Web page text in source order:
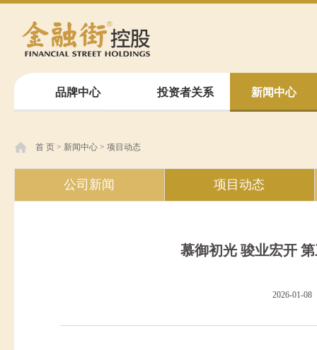
品牌中心 投资者关系 新闻中心
首 页 > 新闻中心 > 项目动态
公司新闻 项目动态
慕御初光 骏业宏开
2026-01-